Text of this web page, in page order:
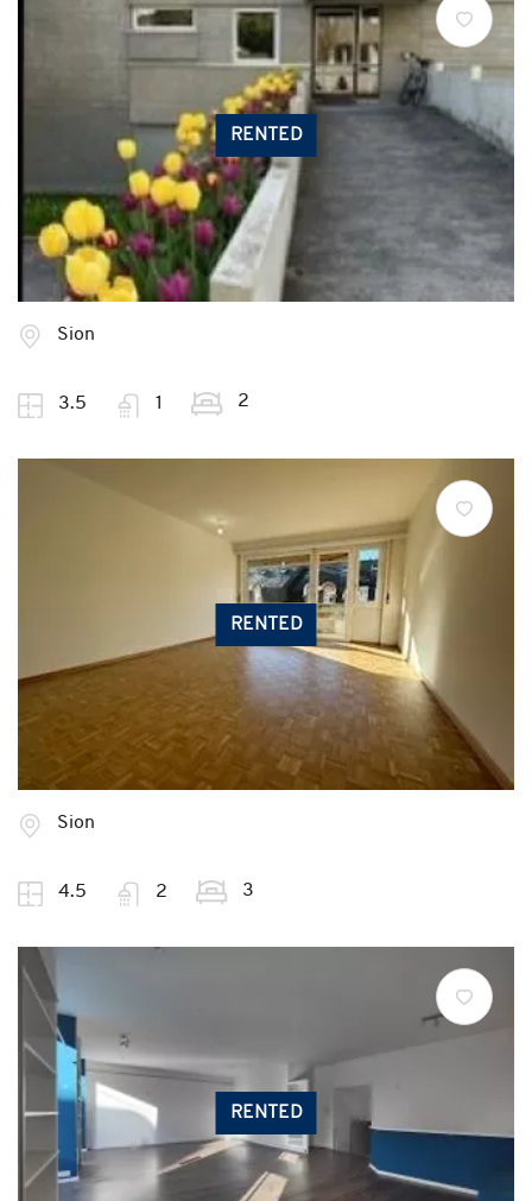
RENTED
Sion
3.5 1 2
RENTED
Sion
4.5 2 3
RENTED